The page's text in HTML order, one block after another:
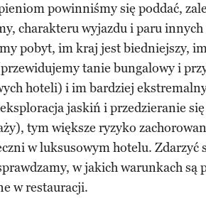
powinniśmy się poddać,
charakteru wyjazdu i paru
pobyt, im kraj jest biedniejszy,
tanie bungalowy i
hoteli) i im bardziej
jaskiń i przedzieranie
tym większe ryzyko
w luksusowym hotelu. Zdarzyć
w jakich warunkach są
w restauracji.